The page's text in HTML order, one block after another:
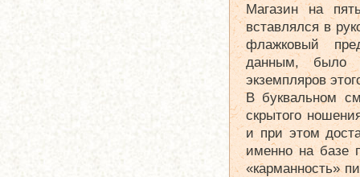
Магазин на
вставлялся в
флажковый
данным, было
экземпляров
В буквальном
скрытого
и при этом
именно на базе
«карманность»